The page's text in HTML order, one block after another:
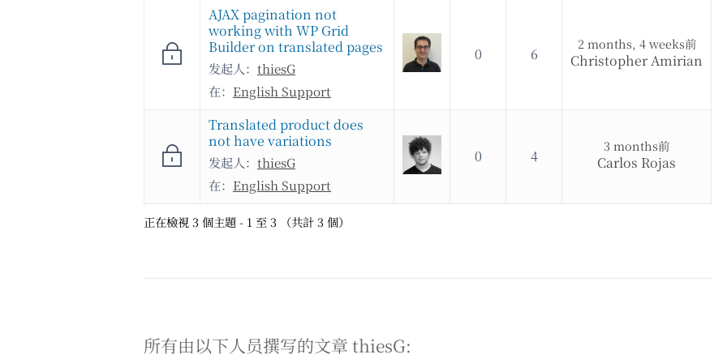
AJAX pagination not
working with WP Grid
Builder on translated pages
发起人： thiesG
在： English Support
0 6
2 months, 4 weeks前
Christopher Amirian
Translated product does
not have variations
发起人： thiesG
在： English Support
0 4
3 months前
Carlos Rojas
正在檢視 3 個主題 - 1 至 3 （共計 3 個）
所有由以下人员撰写的文章 thiesG: